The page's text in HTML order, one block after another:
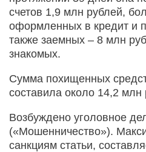
счетов 1,9 млн рублей,
оформленных в кредит и
также заемных – 8 млн
знакомых.
Сумма похищенных
составила около 14,2 млн
Возбуждено уголовное
(«Мошенничество»).
санкциям статьи,